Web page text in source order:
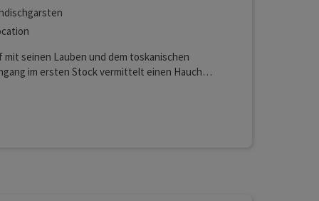
mit seinen Lauben und dem toskanischen
im ersten Stock vermittelt einen Hauch